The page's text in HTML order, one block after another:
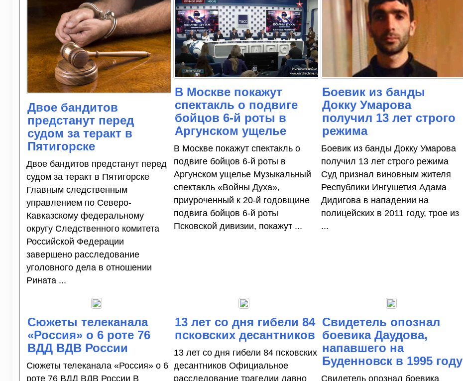
Двое бандитов
предстанут перед
судом за теракт в
Пятигорске
Двое бандитов предстанут перед
судом за теракт в Пятигорске
Главным следственным
управлением по Северо-
Кавказскому федеральному
округу Следственного комитета
Российской Федерации
завершено расследование
уголовного дела в отношении
Рината ...
В Москве покажут
спектакль о подвиге
бойцов 6-й роты в
Аргунском ущелье
В Москве покажут спектакль о
подвиге бойцов 6-й роты в
Аргунском ущелье Музыкальный
спектакль «Войны Духа»,
приуроченный к 20-й годовщине
подвига бойцов 6-й роты
Псковской дивизии, покажут ...
Боевик из банды
Докку Умарова
получил 13 лет строго
режима
Боевик из банды Докку Умарова
получил 13 лет строго режима
Суд признал виновным жителя
Республики Ингушетия Адама
Дидигова в нападении на
полицейских в 2011 году, трое из
...
Сюжеты телеканала
«Россия» о 6 роте 76
ВДД ВДВ России
Сюжеты телеканала «Россия» о 6
роте 76 ВДД ВДВ России В
13 лет со дня гибели 84
псковских десантников
13 лет со дня гибели 84 псковских
десантников Официальное
расследование трагедии давно
Свидетель опознал
боевика Даудова,
напавшего на
Буденновск в 1995 году
Свидетель опознал боевика